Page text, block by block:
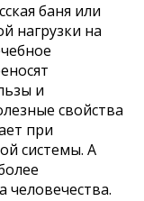
баня или
нагрузки на
и
свойства
при
системы. А
человечества.